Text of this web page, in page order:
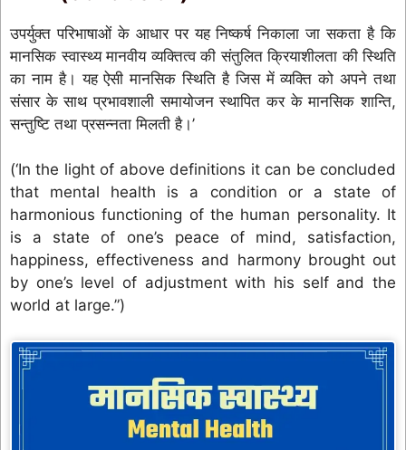
उपर्युक्त परिभाषाओं के आधार पर यह निष्कर्ष निकाला जा सकता है कि
मानसिक स्वास्थ्य मानवीय व्यक्तित्व की संतुलित क्रियाशीलता की स्थिति
का नाम है। यह ऐसी मानसिक स्थिति है जिस में व्यक्ति को अपने तथा
संसार के साथ प्रभावशाली समायोजन स्थापित कर के मानसिक शान्ति,
सन्तुष्टि तथा प्रसन्नता मिलती है।’
(‘In the light of above definitions it can be concluded
that mental health is a condition or a state of
harmonious functioning of the human personality. It
is a state of one’s peace of mind, satisfaction,
happiness, effectiveness and harmony brought out
by one’s level of adjustment with his self and the
world at large.”)